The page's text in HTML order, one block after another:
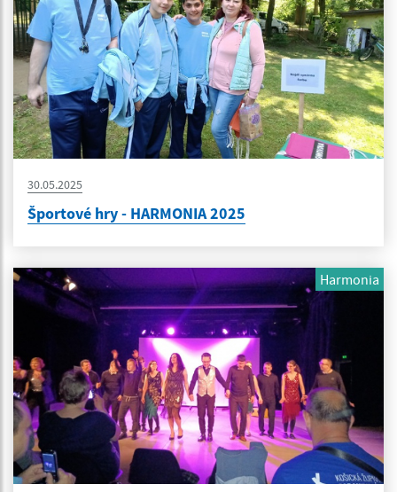
30.05.2025
Športové hry - HARMONIA 2025
Harmonia